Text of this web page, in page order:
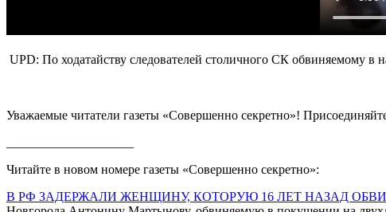
UPD: По ходатайству следователей столичного СК обвиняемому в
Уважаемые читатели газеты «Совершенно секретно»!
Читайте в новом номере газеты «Совершенно секретно»:
В РФ ЗАДЕРЖАЛИ ЖЕНЩИНУ, КОТОРУЮ 16 ЛЕТ НАЗАД